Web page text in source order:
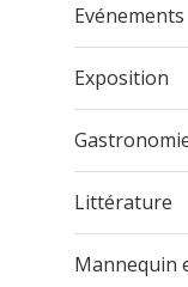
Evénements
Exposition
Littérature
Mannequin